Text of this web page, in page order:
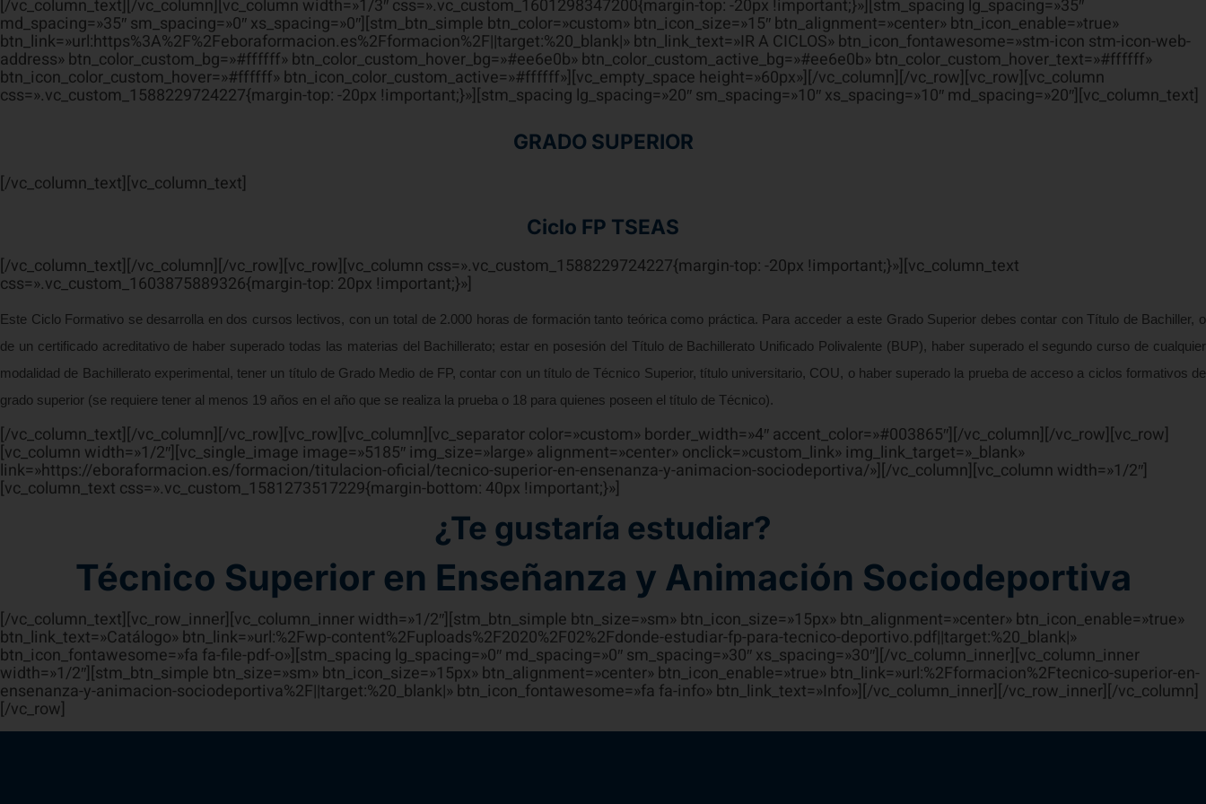
[/vc_column_text][/vc_column][vc_column width=»1/3″ css=».vc_custom_1601298347200{margin-top: -20px !important;}»][stm_spacing lg_spacing=»35″
md_spacing=»35″ sm_spacing=»0″ xs_spacing=»0″][stm_btn_simple btn_color=»custom» btn_icon_size=»15″ btn_alignment=»center» btn_icon_enable=»true»
btn_link=»url:https%3A%2F%2Feboraformacion.es%2Fformacion%2F||target:%20_blank|» btn_link_text=»IR A CICLOS» btn_icon_fontawesome=»stm-icon stm-icon-web-
address» btn_color_custom_bg=»#ffffff» btn_color_custom_hover_bg=»#ee6e0b» btn_color_custom_active_bg=»#ee6e0b» btn_color_custom_hover_text=»#ffffff»
btn_icon_color_custom_hover=»#ffffff» btn_icon_color_custom_active=»#ffffff»][vc_empty_space height=»60px»][/vc_column][/vc_row][vc_row][vc_column
css=».vc_custom_1588229724227{margin-top: -20px !important;}»][stm_spacing lg_spacing=»20″ sm_spacing=»10″ xs_spacing=»10″ md_spacing=»20″][vc_column_text]
GRADO SUPERIOR
[/vc_column_text][vc_column_text]
Ciclo FP TSEAS
[/vc_column_text][/vc_column][/vc_row][vc_row][vc_column css=».vc_custom_1588229724227{margin-top: -20px !important;}»][vc_column_text
css=».vc_custom_1603875889326{margin-top: 20px !important;}»]
Este Ciclo Formativo se desarrolla en dos cursos lectivos, con un total de 2.000 horas de formación tanto teórica como práctica. Para acceder a este Grado Superior debes contar con Título de Bachiller, o
de un certificado acreditativo de haber superado todas las materias del Bachillerato; estar en posesión del Título de Bachillerato Unificado Polivalente (BUP), haber superado el segundo curso de cualquier
modalidad de Bachillerato experimental, tener un título de Grado Medio de FP, contar con un título de Técnico Superior, título universitario, COU, o haber superado la prueba de acceso a ciclos formativos de
grado superior (se requiere tener al menos 19 años en el año que se realiza la prueba o 18 para quienes poseen el título de Técnico).
[/vc_column_text][/vc_column][/vc_row][vc_row][vc_column][vc_separator color=»custom» border_width=»4″ accent_color=»#003865″][/vc_column][/vc_row][vc_row]
[vc_column width=»1/2″][vc_single_image image=»5185″ img_size=»large» alignment=»center» onclick=»custom_link» img_link_target=»_blank»
link=»https://eboraformacion.es/formacion/titulacion-oficial/tecnico-superior-en-ensenanza-y-animacion-sociodeportiva/»][/vc_column][vc_column width=»1/2″]
[vc_column_text css=».vc_custom_1581273517229{margin-bottom: 40px !important;}»]
¿Te gustaría estudiar?
Técnico Superior en Enseñanza y Animación Sociodeportiva
[/vc_column_text][vc_row_inner][vc_column_inner width=»1/2″][stm_btn_simple btn_size=»sm» btn_icon_size=»15px» btn_alignment=»center» btn_icon_enable=»true»
btn_link_text=»Catálogo» btn_link=»url:%2Fwp-content%2Fuploads%2F2020%2F02%2Fdonde-estudiar-fp-para-tecnico-deportivo.pdf||target:%20_blank|»
btn_icon_fontawesome=»fa fa-file-pdf-o»][stm_spacing lg_spacing=»0″ md_spacing=»0″ sm_spacing=»30″ xs_spacing=»30″][/vc_column_inner][vc_column_inner
width=»1/2″][stm_btn_simple btn_size=»sm» btn_icon_size=»15px» btn_alignment=»center» btn_icon_enable=»true» btn_link=»url:%2Fformacion%2Ftecnico-superior-en-
ensenanza-y-animacion-sociodeportiva%2F||target:%20_blank|» btn_icon_fontawesome=»fa fa-info» btn_link_text=»Info»][/vc_column_inner][/vc_row_inner][/vc_column]
[/vc_row]